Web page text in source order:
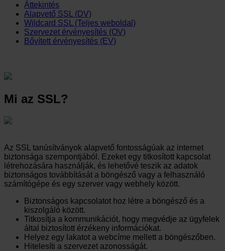
Áttekintés
Alapvető SSL (DV)
Wildcard SSL (Teljes weboldal)
Szervezet érvényesítés (OV)
Bővített érvényesítés (EV)
Mi az SSL?
Az SSL tanúsítványok alapvető fontosságúak az internet
biztonsága szempontjából. Ezeket egy titkosított kapcsolat
létrehozására használják, és lehetővé teszik az adatok
biztonságos továbbítását a böngésző vagy a felhasználó
számítógépe és egy szerver vagy webhely között.
Biztonságos kapcsolatot hoz létre a böngésző és a
kiszolgáló között.
Titkosítja a kommunikációt, hogy megvédje az ügyfelek
által biztosított érzékeny információkat.
Helyez egy lakatot a webcíme mellett a böngészőben.
Hitelesíti a szervezet azonosságát.